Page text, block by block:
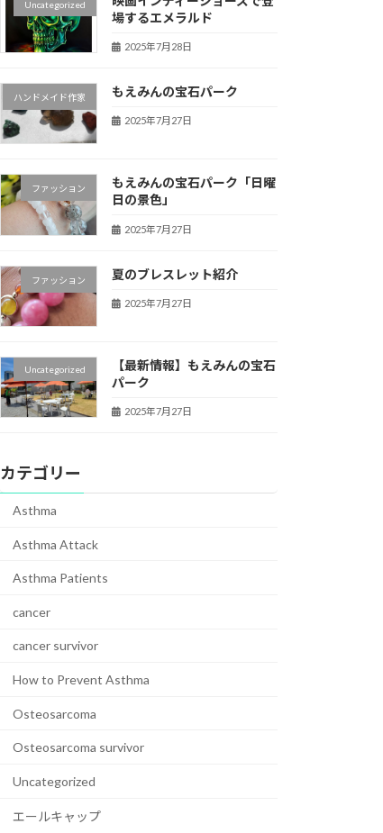
Uncategorized
場するエメラルド
2025年7月28日
ハンドメイド作家 もえみんの宝石パーク
2025年7月27日
ファッション
もえみんの宝石パーク「日曜
日の景色」
2025年7月27日
ファッション 夏のブレスレット紹介
2025年7月27日
Uncategorized
【最新情報】もえみんの宝石
パーク
2025年7月27日
カテゴリー
Asthma
Asthma Attack
Asthma Patients
cancer
cancer survivor
How to Prevent Asthma
Osteosarcoma
Osteosarcoma survivor
Uncategorized
エールキャップ